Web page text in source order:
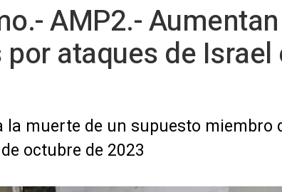
AMP2.-
ataques de Israel
la muerte de un supuesto
octubre de 2023